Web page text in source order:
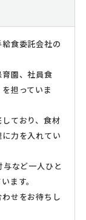
食委託会社の
園、社員食
担っていま
ており、食材
力を入れてい
など一人ひと
ます。
せをお待ちし